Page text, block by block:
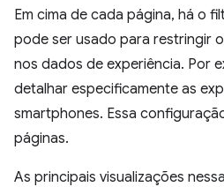
Em cima de cada página, há o
pode ser usado para restringir
nos dados de experiência. Por
detalhar especificamente as
smartphones. Essa
páginas.
As principais visualizações